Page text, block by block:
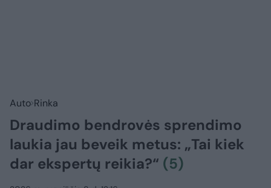
Auto Rinka
Draudimo bendrovės sprendimo
laukia jau beveik metus: „Tai kiek
dar ekspertų reikia?“ (5)